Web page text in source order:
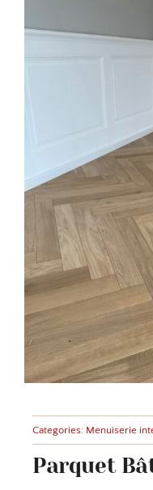
Categories: Menuiserie
Parquet